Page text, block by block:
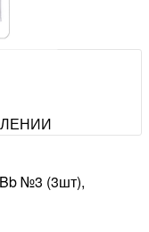
Bb №3 (3шт),